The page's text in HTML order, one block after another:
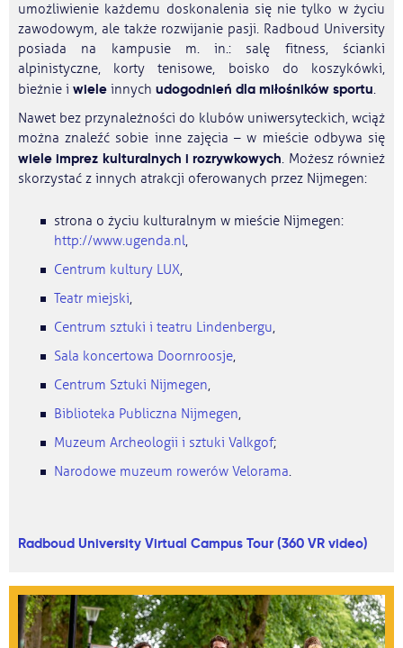
umożliwienie każdemu doskonalenia się nie tylko w życiu
zawodowym, ale także rozwijanie pasji. Radboud University
posiada na kampusie m. in.: salę fitness, ścianki
alpinistyczne, korty tenisowe, boisko do koszykówki,
bieżnie i wiele innych udogodnień dla miłośników sportu.
Nawet bez przynależności do klubów uniwersyteckich, wciąż
można znaleźć sobie inne zajęcia – w mieście odbywa się
wiele imprez kulturalnych i rozrywkowych. Możesz również
skorzystać z innych atrakcji oferowanych przez Nijmegen:
strona o życiu kulturalnym w mieście Nijmegen:
http://www.ugenda.nl,
Centrum kultury LUX,
Teatr miejski,
Centrum sztuki i teatru Lindenbergu,
Sala koncertowa Doornroosje,
Centrum Sztuki Nijmegen,
Biblioteka Publiczna Nijmegen,
Muzeum Archeologii i sztuki Valkgof;
Narodowe muzeum rowerów Velorama.
Radboud University Virtual Campus Tour (360 VR video)